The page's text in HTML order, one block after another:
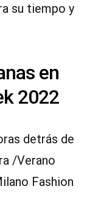
su tiempo y
en
2022
detrás de
/Verano
Fashion